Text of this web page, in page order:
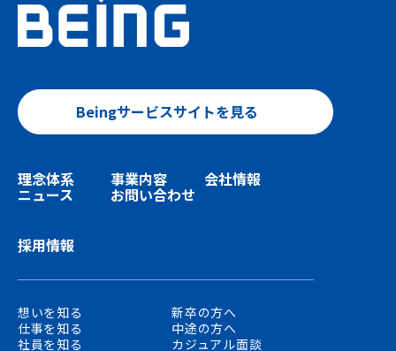
理念体系 事業内容 会社情報
ニュース お問い合わせ
採用情報
想いを知る
新卒の方へ
仕事を知る
中途の方へ
社員を知る
カジュアル面談
Beingサービスサイトを見る